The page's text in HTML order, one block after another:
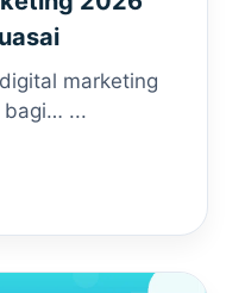
marketing
bagi… ...